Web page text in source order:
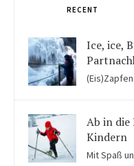
RECENT
Ice, ice,
Ab in
Kindern
Mit Spaß